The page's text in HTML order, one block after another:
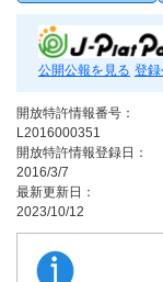
公開公報を見る 登
開放特許情報番号：
L2016000351
開放特許情報登録日：
2016/3/7
最新更新日：
2023/10/12